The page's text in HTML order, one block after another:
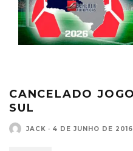
CANCELADO
SUL
JACK · 4 DE JUNHO DE 2016